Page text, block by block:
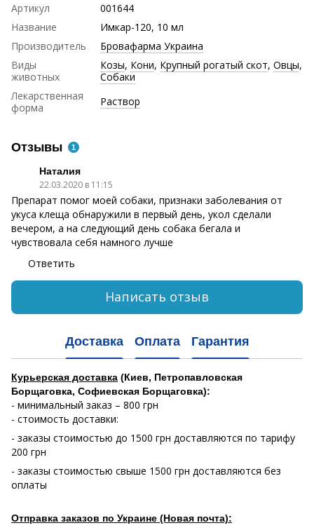
Артикул
001644
Название
Имкар-120, 10 мл
Производитель
Бровафарма Украина
Виды
животных
Козы, Кони, Крупный рогатый скот, Овцы,
Собаки
Лекарственная
форма
Раствор
Отзывы 1
Наталия
22.03.2020 в 11:15
Препарат помог моей собаки, признаки заболевания от
укуса клеща обнаружили в первый день, укол сделали
вечером, а на следующий день собака бегала и
чувствовала себя намного лучше
Ответить
Написать отзыв
Доставка Оплата Гарантия
Курьерская доставка (Киев, Петропавловская
Борщаговка, Софиевская Борщаговка):
- минимальный заказ – 800 грн
- стоимость доставки:
- заказы стоимостью до 1500 грн доставляются по тарифу
200 грн
- заказы стоимостью свыше 1500 грн доставляются без
оплаты
Отправка заказов по Украине (Новая почта):